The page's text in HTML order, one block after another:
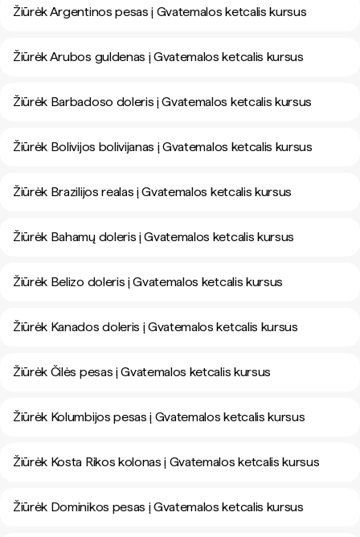
Žiūrėk Argentinos pesas į Gvatemalos ketcalis kursus
Žiūrėk Arubos guldenas į Gvatemalos ketcalis kursus
Žiūrėk Barbadoso doleris į Gvatemalos ketcalis kursus
Žiūrėk Bolivijos bolivijanas į Gvatemalos ketcalis kursus
Žiūrėk Brazilijos realas į Gvatemalos ketcalis kursus
Žiūrėk Bahamų doleris į Gvatemalos ketcalis kursus
Žiūrėk Belizo doleris į Gvatemalos ketcalis kursus
Žiūrėk Kanados doleris į Gvatemalos ketcalis kursus
Žiūrėk Čilės pesas į Gvatemalos ketcalis kursus
Žiūrėk Kolumbijos pesas į Gvatemalos ketcalis kursus
Žiūrėk Kosta Rikos kolonas į Gvatemalos ketcalis kursus
Žiūrėk Dominikos pesas į Gvatemalos ketcalis kursus